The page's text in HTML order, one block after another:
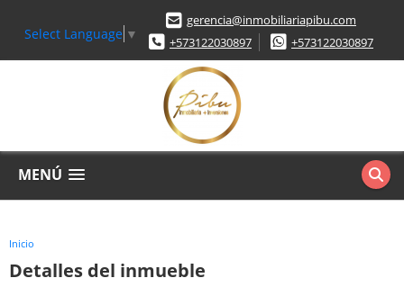
Select Language ▼
gerencia@inmobiliariapibu.com
+573122030897
+573122030897
MENÚ
Inicio
Detalles del inmueble